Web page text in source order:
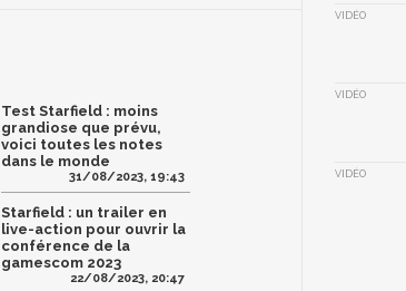
Test Starfield : moins
grandiose que prévu,
voici toutes les notes
dans le monde
31/08/2023, 19:43
Starfield : un trailer en
live-action pour ouvrir la
conférence de la
gamescom 2023
22/08/2023, 20:47
VIDÉO
VIDÉO
VIDÉO